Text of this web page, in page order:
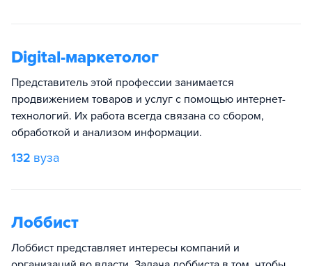
Digital-маркетолог
Представитель этой профессии занимается
продвижением товаров и услуг с помощью интернет-
технологий. Их работа всегда связана со сбором,
обработкой и анализом информации.
132 вуза
Лоббист
Лоббист представляет интересы компаний и